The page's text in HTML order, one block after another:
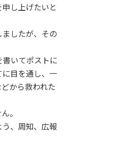
し上げたいと
したが、その
いてポストに
目を通し、一
から救われた
。
、周知、広報